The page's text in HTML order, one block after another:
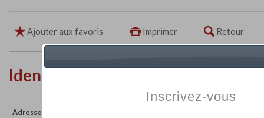
Ajouter aux favoris Imprimer Retour
Identité de l'établissement
Adresse :
Inscrivez-vous